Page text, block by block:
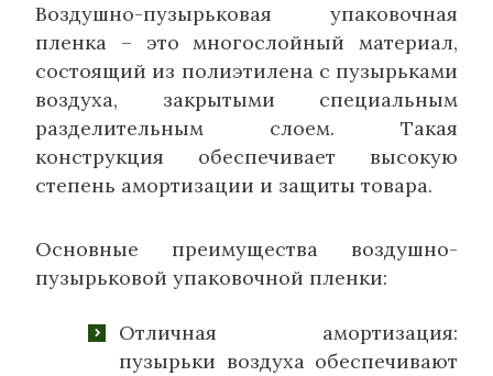
Воздушно-пузырьковая упаковочная
пленка – это многослойный материал,
состоящий из полиэтилена с пузырьками
воздуха, закрытыми специальным
разделительным слоем. Такая
конструкция обеспечивает высокую
степень амортизации и защиты товара.
Основные преимущества воздушно-
пузырьковой упаковочной пленки:
Отличная амортизация:
пузырьки воздуха обеспечивают